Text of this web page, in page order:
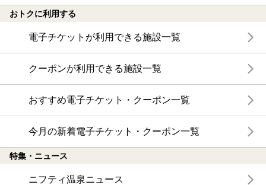
おトクに利用する
電子チケットが利用できる施設一覧
クーポンが利用できる施設一覧
おすすめ電子チケット・クーポン一覧
今月の新着電子チケット・クーポン一覧
特集・ニュース
ニフティ温泉ニュース